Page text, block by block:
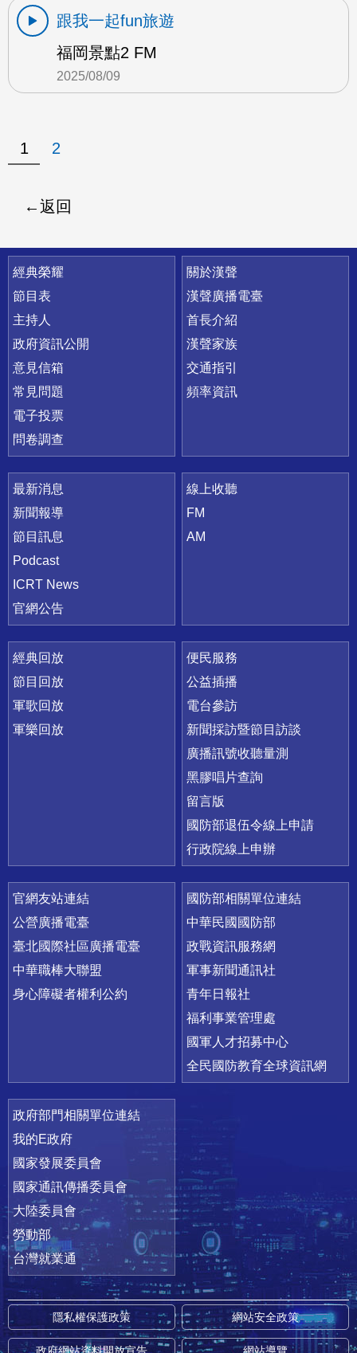
跟我一起fun旅遊
福岡景點2 FM
2025/08/09
1 2
返回
快速連結
經典榮耀
節目表
主持人
政府資訊公開
意見信箱
常見問題
電子投票
問卷調查
關於漢聲
漢聲廣播電臺
首長介紹
漢聲家族
交通指引
頻率資訊
最新消息
新聞報導
節目訊息
Podcast
ICRT News
官網公告
線上收聽
FM
AM
經典回放
節目回放
軍歌回放
軍樂回放
便民服務
公益插播
電台參訪
新聞採訪暨節目訪談
廣播訊號收聽量測
黑膠唱片查詢
留言版
國防部退伍令線上申請
行政院線上申辦
官網友站連結
公營廣播電臺
臺北國際社區廣播電臺
中華職棒大聯盟
身心障礙者權利公約
國防部相關單位連結
中華民國國防部
政戰資訊服務網
軍事新聞通訊社
青年日報社
福利事業管理處
國軍人才招募中心
全民國防教育全球資訊網
政府部門相關單位連結
我的E政府
國家發展委員會
國家通訊傳播委員會
大陸委員會
勞動部
台灣就業通
隱私權保護政策 網站安全政策